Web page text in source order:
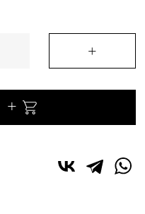
+
+